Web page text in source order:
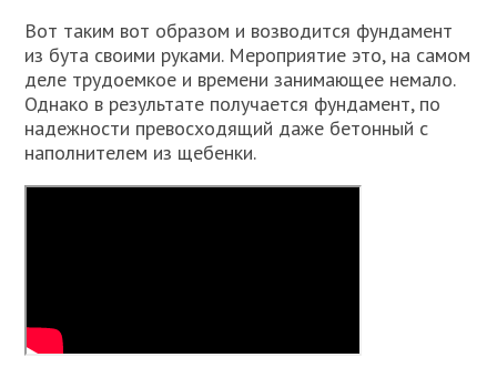
Вот таким вот образом и возводится фундамент
из бута своими руками. Мероприятие это, на самом
деле трудоемкое и времени занимающее немало.
Однако в результате получается фундамент, по
надежности превосходящий даже бетонный с
наполнителем из щебенки.